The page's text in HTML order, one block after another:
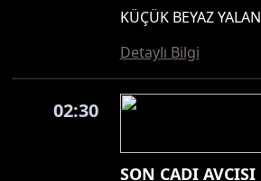
KÜÇÜK BEYAZ YALAN
Detaylı Bilgi
02:30
SON CADI AVCISI